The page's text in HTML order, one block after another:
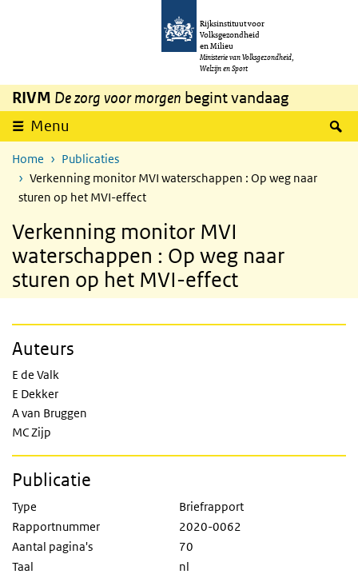
Overslaan en naar de inhoud gaan
Rijksinstituut voor
Volksgezondheid
en Milieu
Ministerie van Volksgezondheid,
Welzijn en Sport
RIVM De zorg voor morgen begint vandaag
Menu
Home
Publicaties
Verkenning monitor MVI waterschappen : Op weg naar
sturen op het MVI-effect
Verkenning monitor MVI
waterschappen : Op weg naar
sturen op het MVI-effect
Auteurs
E de Valk
E Dekker
A van Bruggen
MC Zijp
Publicatie
Type
Briefrapport
Rapportnummer
2020-0062
Aantal pagina's
70
Taal
nl